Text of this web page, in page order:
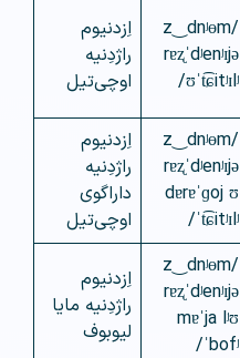
/z‿dnʲɵm
rɐʐˈdʲenʲɪjə
ʊˈt͡ɕitʲɪlʲ/
اِزدنیوم
راژدِنیه
اوچی‌تیل
/z‿dnʲɵm
rɐʐˈdʲenʲɪjə
dɐrɐˈɡoj ʊ
ˈt͡ɕitʲɪlʲ/
اِزدنیوم
راژدِنیه
داراگوی
اوچی‌تیل
/z‿dnʲɵm
rɐʐˈdʲenʲɪjə
mɐˈja lʲʊ
ˈbofʲ/
اِزدنیوم
راژدِنیه مایا
لیوبوف